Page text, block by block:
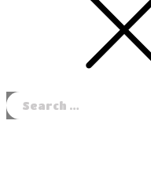
Search
for: